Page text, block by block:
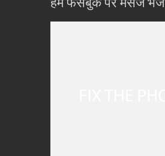
हमें फेसबुक पर मैसेज भेजें